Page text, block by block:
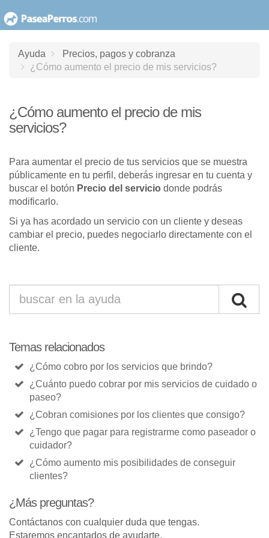
al
contenido
Ayuda
Precios, pagos y cobranza
¿Cómo aumento el precio de mis servicios?
¿Cómo aumento el precio de mis
servicios?
Para aumentar el precio de tus servicios que se muestra
públicamente en tu perfil, deberás ingresar en tu cuenta y
buscar el botón Precio del servicio donde podrás
modificarlo.
Si ya has acordado un servicio con un cliente y deseas
cambiar el precio, puedes negociarlo directamente con el
cliente.
Temas relacionados
¿Cómo cobro por los servicios que brindo?
¿Cuánto puedo cobrar por mis servicios de cuidado o
paseo?
¿Cobran comisiones por los clientes que consigo?
¿Tengo que pagar para registrarme como paseador o
cuidador?
¿Cómo aumento mis posibilidades de conseguir
clientes?
¿Más preguntas?
Contáctanos con cualquier duda que tengas.
Estaremos encantados de ayudarte.